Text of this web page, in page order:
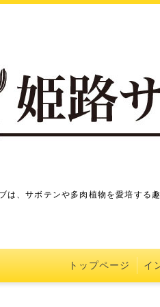
は、サボテンや多肉植物を愛培する
トップページ イ